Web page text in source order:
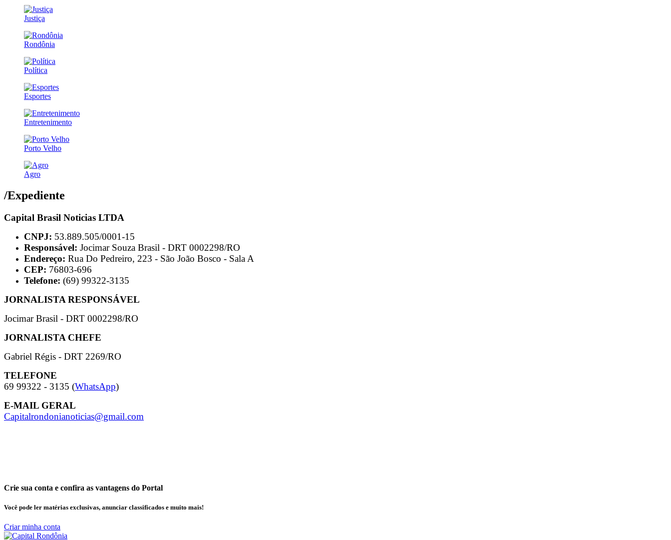
Justiça
Rondônia
Política
Esportes
Entretenimento
Porto Velho
Agro
/Expediente
Capital Brasil Noticias LTDA
CNPJ: 53.889.505/0001-15
Responsável: Jocimar Souza Brasil - DRT 0002298/RO
Endereço: Rua Do Pedreiro, 223 - São João Bosco - Sala A
CEP: 76803-696
Telefone: (69) 99322-3135
JORNALISTA RESPONSÁVEL
Jocimar Brasil - DRT 0002298/RO
JORNALISTA CHEFE
Gabriel Régis - DRT 2269/RO
TELEFONE
69 99322 - 3135 (WhatsApp)
E-MAIL GERAL
Capitalrondonianoticias@gmail.com
Crie sua conta e confira as vantagens do Portal
Você pode ler matérias exclusivas, anunciar classificados e muito mais!
Criar minha conta